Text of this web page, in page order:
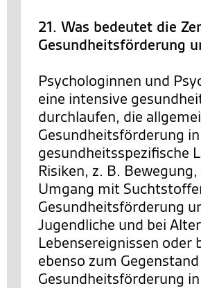
21. Was bedeutet die
Gesundheitsförderung
Psychologinnen und
eine intensive
durchlaufen, die
Gesundheitsförderung
gesundheitsspezifische
Risiken, z. B.
Umgang mit
Gesundheitsförderung
Jugendliche und bei
Lebensereignissen oder
ebenso zum
Gesundheitsförderung